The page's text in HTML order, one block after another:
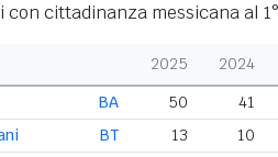
cittadinanza messicana al
2025 2024
BA
50 41
BT
13 10